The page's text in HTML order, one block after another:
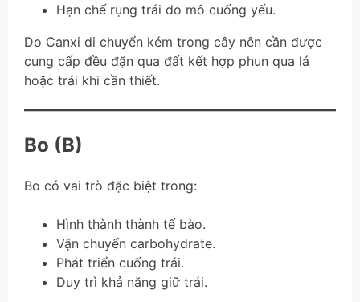
Hạn chế rụng trái do mô cuống yếu.
Do Canxi di chuyển kém trong cây nên cần được
cung cấp đều đặn qua đất kết hợp phun qua lá
hoặc trái khi cần thiết.
Bo (B)
Bo có vai trò đặc biệt trong:
Hình thành thành tế bào.
Vận chuyển carbohydrate.
Phát triển cuống trái.
Duy trì khả năng giữ trái.